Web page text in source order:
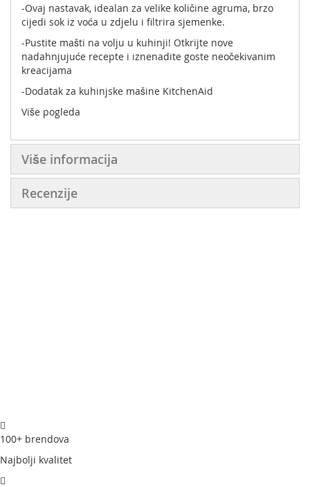
-Ovaj nastavak, idealan za velike količine agruma, brzo
cijedi sok iz voća u zdjelu i filtrira sjemenke.
-Pustite mašti na volju u kuhinji! Otkrijte nove
nadahnjujuće recepte i iznenadite goste neočekivanim
kreacijama
-Dodatak za kuhinjske mašine KitchenAid
Više pogleda
Više informacija
Recenzije
100+ brendova
Najbolji kvalitet